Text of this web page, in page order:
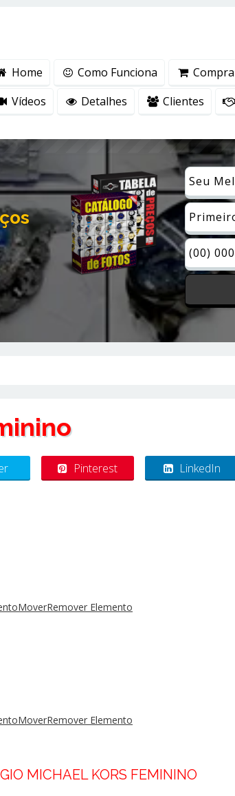
Home Como Funciona
Vídeos
Detalhes Clientes
Pinterest LinkedIn
MoverRemover Elemento
MoverRemover Elemento
MICHAEL KORS FEMININO